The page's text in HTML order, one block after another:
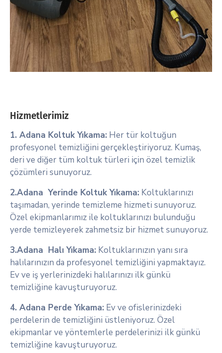
Hizmetlerimiz
1. Adana Koltuk Yıkama: Her tür koltuğun
profesyonel temizliğini gerçekleştiriyoruz. Kumaş,
deri ve diğer tüm koltuk türleri için özel temizlik
çözümleri sunuyoruz.
2.Adana Yerinde Koltuk Yıkama: Koltuklarınızı
taşımadan, yerinde temizleme hizmeti sunuyoruz.
Özel ekipmanlarımız ile koltuklarınızı bulunduğu
yerde temizleyerek zahmetsiz bir hizmet sunuyoruz.
3.Adana Halı Yıkama: Koltuklarınızın yanı sıra
halılarınızın da profesyonel temizliğini yapmaktayız.
Ev ve iş yerlerinizdeki halılarınızı ilk günkü
temizliğine kavuşturuyoruz.
4. Adana Perde Yıkama: Ev ve ofislerinizdeki
perdelerin de temizliğini üstleniyoruz. Özel
ekipmanlar ve yöntemlerle perdelerinizi ilk günkü
temizliğine kavuşturuyoruz.